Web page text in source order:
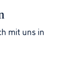
mit uns in